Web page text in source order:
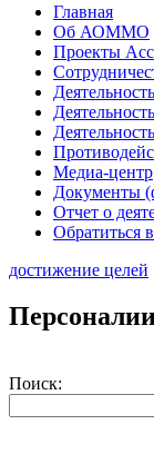
Главная
Об АОММО
Проекты
Медиа-центр
Документы
Отчет о
Обратиться
достижение целей
Поиск: